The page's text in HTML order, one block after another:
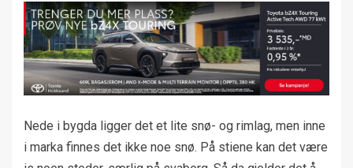
Nede i bygda ligger det et lite snø- og rimlag, men inne
i marka finnes det ikke noe snø. På stiene kan det være